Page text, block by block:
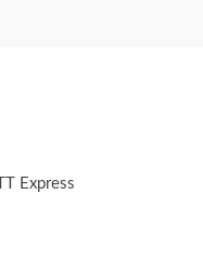
Express